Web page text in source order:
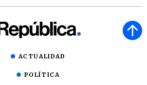
ACTUALIDAD
POLÍTICA